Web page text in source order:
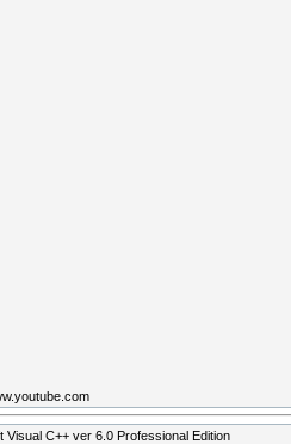
Visual C++ ver 6.0 Professional Edition